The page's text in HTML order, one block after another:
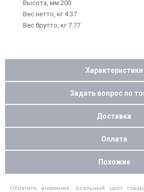
Высота, мм 200
Вес нетто, кг 4.37
Вес брутто, кг 7.77
Характеристики
Задать вопрос по
Доставка
Оплата
Похожие
Обратите внимание, реальный цвет